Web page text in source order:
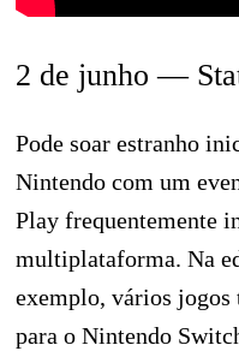
2 de junho —
Pode soar estranho
Nintendo com um
Play frequentemente
multiplataforma. Na
exemplo, vários
para o Nintendo